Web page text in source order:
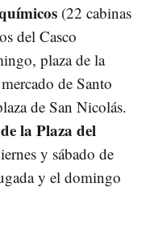
(22 cabinas
del Casco
plaza de la
de Santo
de San Nicolás.
la Plaza del
y sábado de
y el domingo